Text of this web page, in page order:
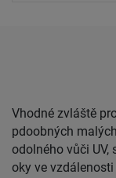
Vhodné zvláště
pdoobných
odolného vůči
oky ve vzdálenosti